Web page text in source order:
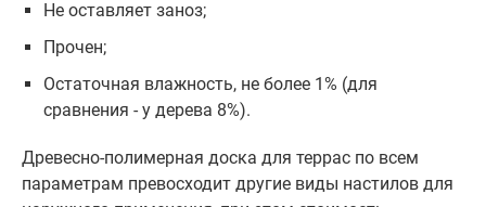
Не оставляет заноз;
Прочен;
Остаточная влажность, не более 1% (для
сравнения - у дерева 8%).
Древесно-полимерная доска для террас по всем
параметрам превосходит другие виды настилов для